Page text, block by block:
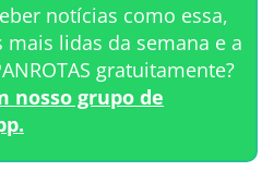
notícias como essa,
mais lidas da semana e a
gratuitamente?
nosso grupo de